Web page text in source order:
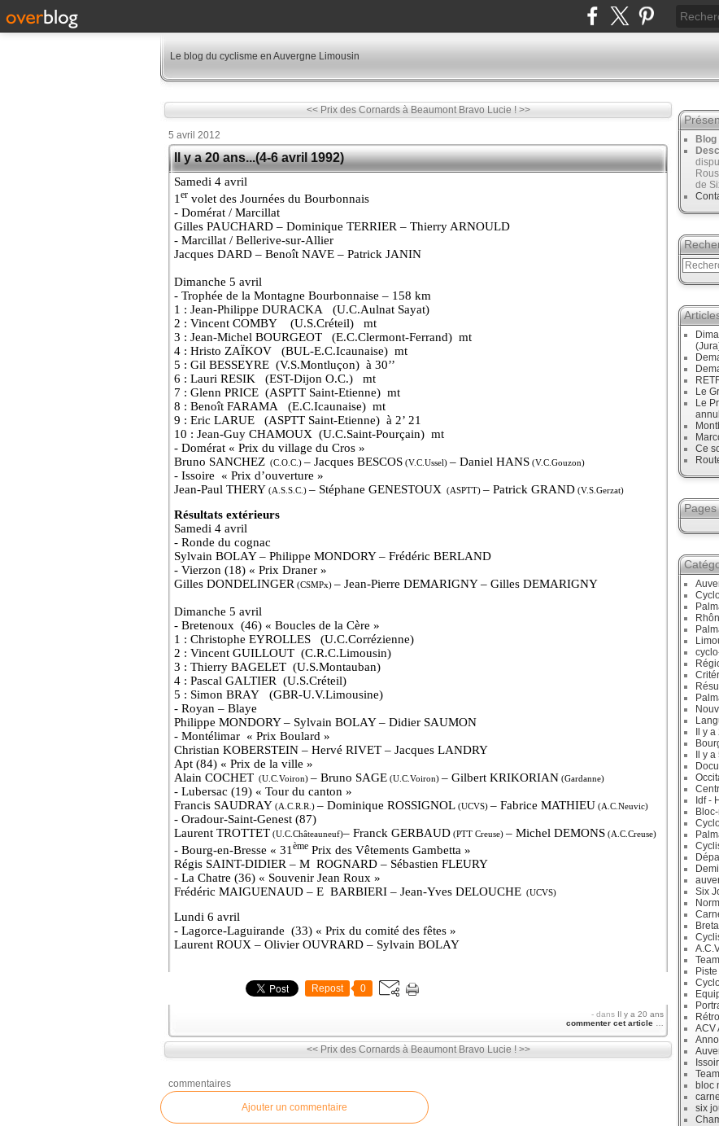
Le blog du cyclisme en Auvergne Limousin
<< Prix des Cornards à Beaumont Bravo Lucie ! >>
5 avril 2012
Il y a 20 ans...(4-6 avril 1992)
Samedi 4 avril
1 er volet des Journées du Bourbonnais
- Domérat / Marcillat
Gilles PAUCHARD – Dominique TERRIER – Thierry ARNOULD
- Marcillat / Bellerive-sur-Allier
Jacques DARD – Benoît NAVE – Patrick JANIN
Dimanche 5 avril
- Trophée de la Montagne Bourbonnaise – 158 km
1 : Jean-Philippe DURACKA
(U.C.Aulnat Sayat)
2 : Vincent COMBY
(U.S.Créteil)
mt
3 : Jean-Michel BOURGEOT
(E.C.Clermont-Ferrand) mt
4 : Hristo ZAÏKOV
(BUL-E.C.Icaunaise) mt
5 : Gil BESSEYRE (V.S.Montluçon) à 30’’
6 : Lauri RESIK
(EST-Dijon O.C.)
mt
7 : Glenn PRICE (ASPTT Saint-Etienne) mt
8 : Benoît FARAMA
(E.C.Icaunaise) mt
9 : Eric LARUE
(ASPTT Saint-Etienne) à 2’ 21
10 : Jean-Guy CHAMOUX (U.C.Saint-Pourçain) mt
- Domérat « Prix du village du Cros »
Bruno SANCHEZ (C.O.C.) – Jacques BESCOS (V.C.Ussel) – Daniel HANS (V.C.Gouzon)
- Issoire
« Prix d’ouverture »
Jean-Paul THERY (A.S.S.C.) – Stéphane GENESTOUX (ASPTT) – Patrick GRAND (V.S.Gerzat)
Résultats extérieurs
Samedi 4 avril
- Ronde du cognac
Sylvain BOLAY – Philippe MONDORY – Frédéric BERLAND
- Vierzon (18) « Prix Draner »
Gilles DONDELINGER (CSMPx) – Jean-Pierre DEMARIGNY – Gilles DEMARIGNY
Dimanche 5 avril
- Bretenoux (46) « Boucles de la Cère »
1 : Christophe EYROLLES
(U.C.Corrézienne)
2 : Vincent GUILLOUT (C.R.C.Limousin)
3 : Thierry BAGELET (U.S.Montauban)
4 : Pascal GALTIER (U.S.Créteil)
5 : Simon BRAY
(GBR-U.V.Limousine)
- Royan – Blaye
Philippe MONDORY – Sylvain BOLAY – Didier SAUMON
- Montélimar « Prix Boulard »
Christian KOBERSTEIN – Hervé RIVET – Jacques LANDRY
Apt (84) « Prix de la ville »
Alain COCHET (U.C.Voiron) – Bruno SAGE (U.C.Voiron) – Gilbert KRIKORIAN (Gardanne)
- Lubersac (19) « Tour du canton »
Francis SAUDRAY (A.C.R.R.) – Dominique ROSSIGNOL (UCVS) – Fabrice MATHIEU (A.C.Neuvic)
- Oradour-Saint-Genest (87)
Laurent TROTTET (U.C.Châteauneuf)– Franck GERBAUD (PTT Creuse) – Michel DEMONS (A.C.Creuse)
- Bourg-en-Bresse « 31 ème Prix des Vêtements Gambetta »
Régis SAINT-DIDIER – M ROGNARD – Sébastien FLEURY
- La Chatre (36) « Souvenir Jean Roux »
Frédéric MAIGUENAUD – E BARBIERI – Jean-Yves DELOUCHE (UCVS)
Lundi 6 avril
- Lagorce-Laguirande (33) « Prix du comité des fêtes »
Laurent ROUX – Olivier OUVRARD – Sylvain BOLAY
Repost 0
- dans Il y a 20 ans
commenter cet article
<< Prix des Cornards à Beaumont Bravo Lucie ! >>
commentaires
Ajouter un commentaire
Blog
de
Le
Le
Ce
Pages
Il y
Il y
Idf -
Six
Piste
ACV
bloc
six